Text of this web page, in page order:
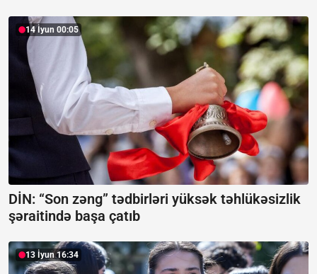
14 İyun 00:05
DİN: “Son zəng” tədbirləri yüksək təhlükəsizlik
şəraitində başa çatıb
13 İyun 16:34